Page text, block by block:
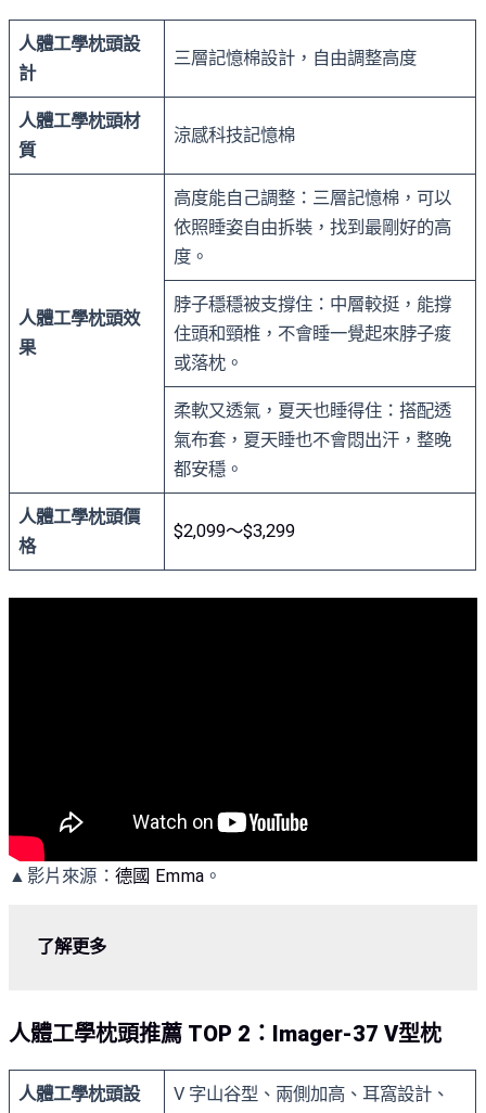
人體工學枕頭設
計
三層記憶棉設計，自由調整高度
人體工學枕頭材
質
涼感科技記憶棉
人體工學枕頭效
果
高度能自己調整：三層記憶棉，可以
依照睡姿自由拆裝，找到最剛好的高
度。
脖子穩穩被支撐住：中層較挺，能撐
住頭和頸椎，不會睡一覺起來脖子痠
或落枕。
柔軟又透氣，夏天也睡得住：搭配透
氣布套，夏天睡也不會悶出汗，整晚
都安穩。
人體工學枕頭價
格
$2,099～$3,299
▲影片來源：德國 Emma 。
了解更多
人體工學枕頭推薦 TOP 2：Imager-37 V型枕
人體工學枕頭設
V 字山谷型、兩側加高、耳窩設計、